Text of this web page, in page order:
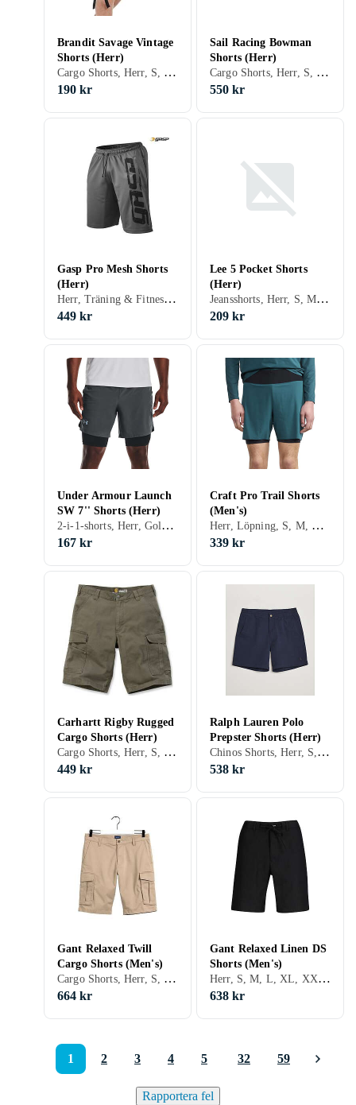
Brandit Savage Vintage
Shorts (Herr)
Cargo Shorts, Herr, S, M, L, XL, XXL, Svart, Vit, Grå, Turkos, Brun, Blå, Grön, Beige, Khaki
190 kr
Sail Racing Bowman
Shorts (Herr)
Cargo Shorts, Herr, S, M, L, XL, XXL, XS, Svart, Vit, Grå, Brun, Blå, Grön, Beige
550 kr
Gasp Pro Mesh Shorts
(Herr)
Herr, Träning & Fitness, S, M, L, XL, XXL, Svart, Vit, Grå, Blå, Röd
449 kr
Lee 5 Pocket Shorts
(Herr)
Jeansshorts, Herr, S, M, L, XL, Svart, Vit, Grå, Blå, Beige
209 kr
Under Armour Launch
SW 7'' Shorts (Herr)
2-i-1-shorts, Herr, Golf, Löpning, Träning & Fitness, S, M, L, XL, XXL, XS, Svart, Vit, Grå, Blå, Röd, Gul, Orange, Grön, Rosa
167 kr
Craft Pro Trail Shorts
(Men's)
Herr, Löpning, S, M, L, XL, XXL, XS, Svart, Grå, Grön, Beige
339 kr
Carhartt Rigby Rugged
Cargo Shorts (Herr)
Cargo Shorts, Herr, S, Svart, Grå, Brun, Grön, Beige, Khaki
449 kr
Ralph Lauren Polo
Prepster Shorts (Herr)
Chinos Shorts, Herr, S, M, L, XL, XXL, XS, Svart, Vit, Grå, Brun, Blå, Röd, Gul, Orange, Grön, Beige, Rosa, Lila, Khaki
538 kr
Gant Relaxed Twill
Cargo Shorts (Men's)
Cargo Shorts, Herr, S, Svart, Grå, Blå, Grön, Beige, Khaki
664 kr
Gant Relaxed Linen DS
Shorts (Men's)
Herr, S, M, L, XL, XXL, XS, Svart, Brun, Blå, Grön, Beige, Khaki
638 kr
1 2 3 4 5 32 59
Rapportera fel